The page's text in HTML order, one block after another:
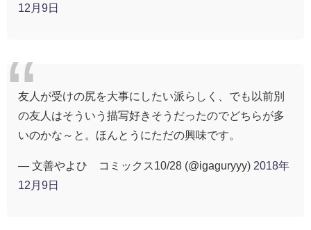
12月9日
友人が受けの尻を大事にしたい派らしく、でも以前別
の友人はそういう描写好きそうだったのでどちらが多
いのかな～と。ほんとうにただの興味です。
— 文善やよひ コミックス10/28 (@igaguryyy) 2018年
12月9日